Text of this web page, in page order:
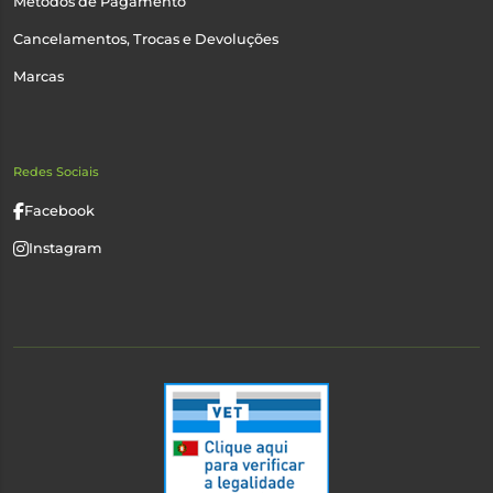
Cancelamentos, Trocas e Devoluções
Marcas
Redes Sociais
Facebook
Instagram